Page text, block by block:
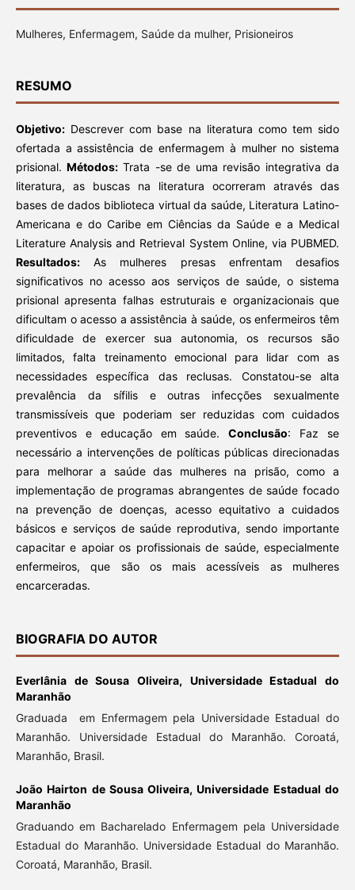
Mulheres, Enfermagem, Saúde da mulher, Prisioneiros
RESUMO
Objetivo:Descrever com base na literatura como tem sido
ofertada a assistência de enfermagem à mulher no sistema
prisional.Métodos: Trata -se de uma revisão integrativa da
literatura, as buscas na literatura ocorreram através das
bases de dados biblioteca virtual da saúde, Literatura Latino-
Americana e do Caribe em Ciências da Saúde e a Medical
Literature Analysis and Retrieval System Online, via PUBMED.
Resultados:As mulheres presas enfrentam desafios
significativos no acesso aos serviços de saúde, o sistema
prisional apresenta falhas estruturais e organizacionais que
dificultam o acesso a assistência à saúde, os enfermeiros têm
dificuldade de exercer sua autonomia, os recursos são
limitados, falta treinamento emocional para lidar com as
necessidades específica das reclusas. Constatou-se alta
prevalência da sífilis e outras infecções sexualmente
transmissíveis que poderiam ser reduzidas com cuidados
preventivos e educação em saúde.Conclusão: Faz se
necessário a intervenções de políticas públicas direcionadas
para melhorar a saúde das mulheres na prisão, como a
implementação de programas abrangentes de saúde focado
na prevenção de doenças, acesso equitativo a cuidados
básicos e serviços de saúde reprodutiva, sendo importante
capacitar e apoiar os profissionais de saúde, especialmente
enfermeiros, que são os mais acessíveis as mulheres
encarceradas.
BIOGRAFIA DO AUTOR
Everlânia de Sousa Oliveira, Universidade Estadual do
Maranhão
Graduada em Enfermagem pela Universidade Estadual do
Maranhão. Universidade Estadual do Maranhão. Coroatá,
Maranhão, Brasil.
João Hairton de Sousa Oliveira,Universidade Estadual do
Maranhão
Graduando em Bacharelado Enfermagem pela Universidade
Estadual do Maranhão. Universidade Estadual do Maranhão.
Coroatá, Maranhão, Brasil.